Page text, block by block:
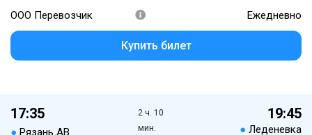
ООО Перевозчик Ежедневно
Купить билет
17:35
● Рязань АВ
2 ч. 10
мин.
19:45
● Леденевка